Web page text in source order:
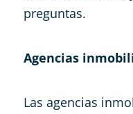
preguntas.
Agencias
Las agencias